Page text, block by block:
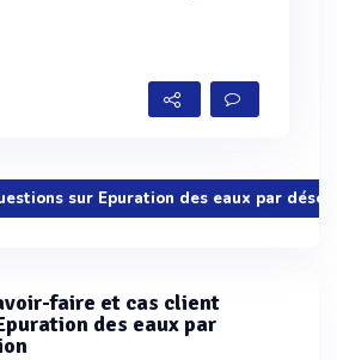
sur Epuration des eaux par
faire et cas client
des eaux par